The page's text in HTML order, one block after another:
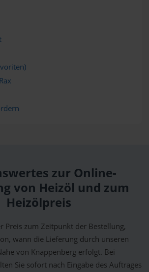
zur Online-
von Heizöl und zum
Heizölpreis
Preis zum Zeitpunkt der Bestellung,
wann die Lieferung durch unseren
von Knappenberg erfolgt. Bei
Sie sofort nach Eingabe des Auftrages